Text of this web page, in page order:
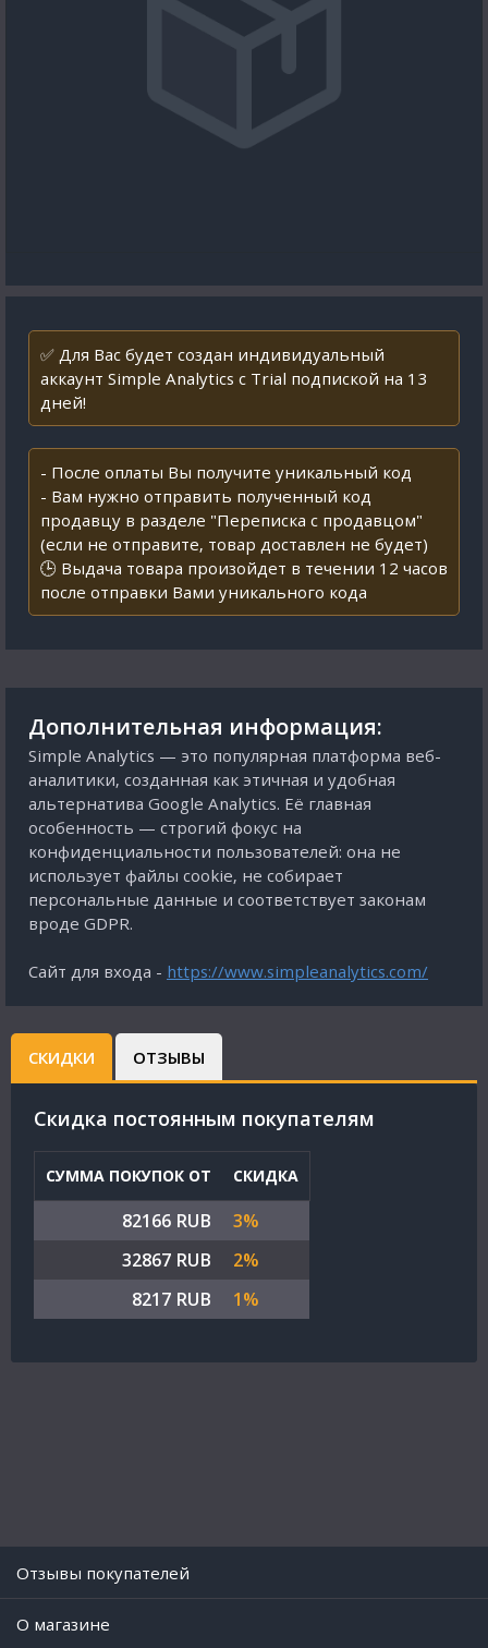
✅ Для Вас будет создан индивидуальный
аккаунт Simple Analytics с Trial подпиской на 13
дней!
- После оплаты Вы получите уникальный код
- Вам нужно отправить полученный код
продавцу в разделе "Переписка с продавцом"
(если не отправите, товар доставлен не будет)
🕒 Выдача товара произойдет в течении 12 часов
после отправки Вами уникального кода
Дополнительная информация:
Simple Analytics — это популярная платформа веб-
аналитики, созданная как этичная и удобная
альтернатива Google Analytics. Её главная
особенность — строгий фокус на
конфиденциальности пользователей: она не
использует файлы cookie, не собирает
персональные данные и соответствует законам
вроде GDPR.
Сайт для входа - https://www.simpleanalytics.com/
СКИДКИ ОТЗЫВЫ
Cкидка постоянным покупателям
СУММА ПОКУПОК ОТ СКИДКА
82166 RUB
3%
32867 RUB
2%
8217 RUB
1%
Отзывы покупателей
O магазине